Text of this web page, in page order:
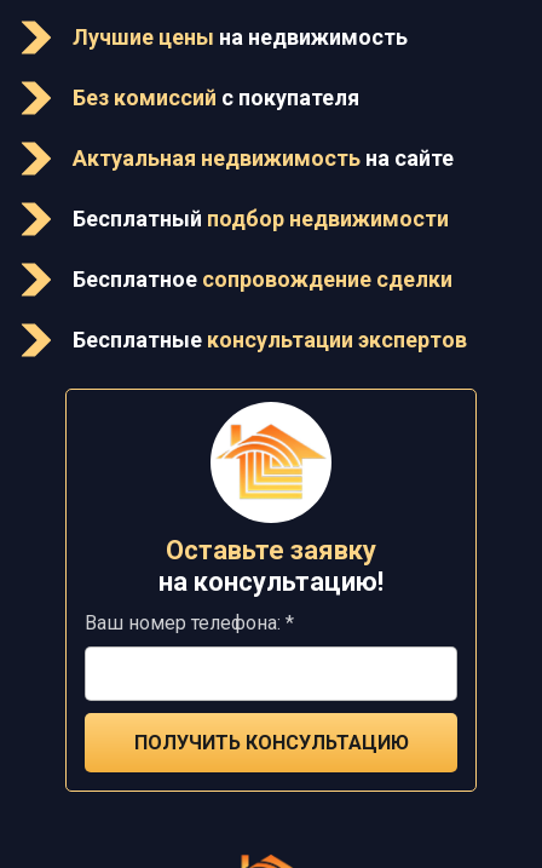
Лучшие цены на недвижимость
Без комиссий с покупателя
Актуальная недвижимость на сайте
Бесплатный подбор недвижимости
Бесплатное сопровождение сделки
Бесплатные консультации экспертов
Оставьте заявку
на консультацию!
Ваш номер телефона: *
ПОЛУЧИТЬ КОНСУЛЬТАЦИЮ